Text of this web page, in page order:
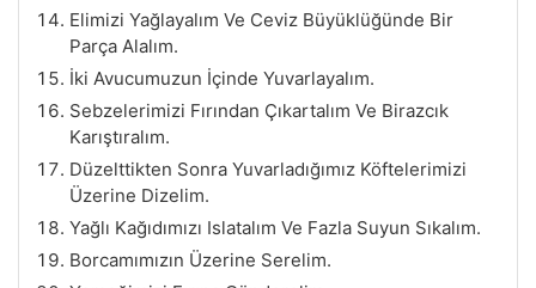
Elimizi Yağlayalım Ve Ceviz Büyüklüğünde Bir
Parça Alalım.
İki Avucumuzun İçinde Yuvarlayalım.
Sebzelerimizi Fırından Çıkartalım Ve Birazcık
Karıştıralım.
Düzelttikten Sonra Yuvarladığımız Köftelerimizi
Üzerine Dizelim.
Yağlı Kağıdımızı Islatalım Ve Fazla Suyun Sıkalım.
Borcamımızın Üzerine Serelim.